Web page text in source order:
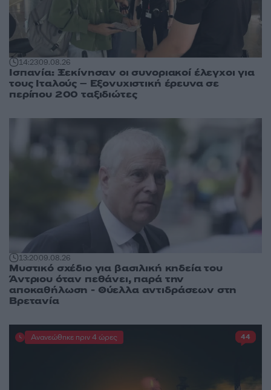
14:2309.08.26
Ισπανία: Ξεκίνησαν οι συνοριακοί έλεγχοι για
τους Ιταλούς – Εξονυχιστική έρευνα σε
περίπου 200 ταξιδιώτες
13:2009.08.26
Μυστικό σχέδιο για βασιλική κηδεία του
Άντριου όταν πεθάνει, παρά την
αποκαθήλωση - Θύελλα αντιδράσεων στη
Βρετανία
Ανανεώθηκε πριν 4 ώρες 44